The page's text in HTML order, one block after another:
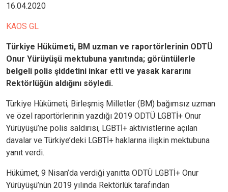
16.04.2020
KAOS GL
Türkiye Hükümeti, BM uzman ve raportörlerinin ODTÜ
Onur Yürüyüşü mektubuna yanıtında; görüntülerle
belgeli polis şiddetini inkar etti ve yasak kararını
Rektörlüğün aldığını söyledi.
Türkiye Hükümeti, Birleşmiş Milletler (BM) bağımsız uzman
ve özel raportörlerinin yazdığı 2019 ODTÜ LGBTİ+ Onur
Yürüyüşü’ne polis saldırısı, LGBTİ+ aktivistlerine açılan
davalar ve Türkiye’deki LGBTİ+ haklarına ilişkin mektubuna
yanıt verdi.
Hükümet, 9 Nisan’da verdiği yanıtta ODTÜ LGBTİ+ Onur
Yürüyüşü’nün 2019 yılında Rektörlük tarafından